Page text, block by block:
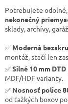
Potrebujete odolné,
nekonečný
sklady, archívy,
✅ Moderná
montáž, stačí len
✅Silné 10 mm
MDF/HDF varianty.
✅ Nosnosť police
od ťažkých boxov